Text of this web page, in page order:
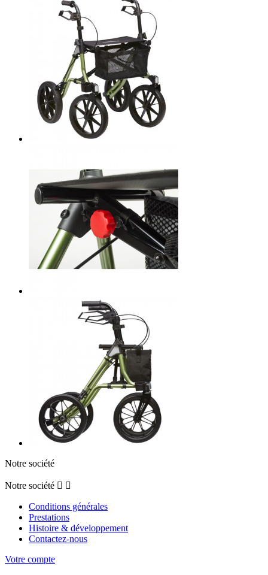
Notre société
Notre société  
Conditions générales
Prestations
Histoire & développement
Contactez-nous
Votre compte